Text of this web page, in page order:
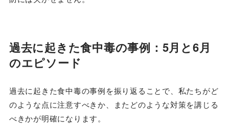
過去に起きた食中毒の事例：5月と6月
のエピソード
過去に起きた食中毒の事例を振り返ることで、私たちがど
のような点に注意すべきか、またどのような対策を講じる
べきかが明確になります。